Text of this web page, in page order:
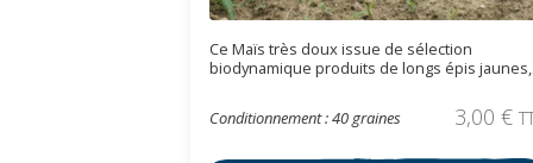
Ce Maïs très doux issue de sélection
biodynamique produits de longs épis jaunes,
Conditionnement : 40 graines 3,00 €